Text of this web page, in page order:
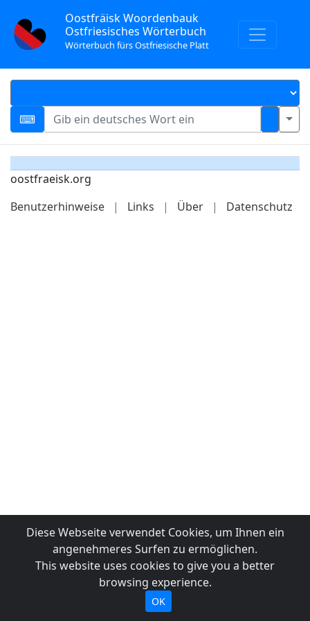
Oostfräisk Woordenbauk
Ostfriesisches Wörterbuch
Wörterbuch fürs Ostfriesische Platt
oostfraeisk.org
Benutzerhinweise
| Links | Über | Datenschutz
Diese Webseite verwendet Cookies, um Ihnen ein
angenehmeres Surfen zu ermöglichen.
This website uses cookies to give you a better
browsing experience.
OK